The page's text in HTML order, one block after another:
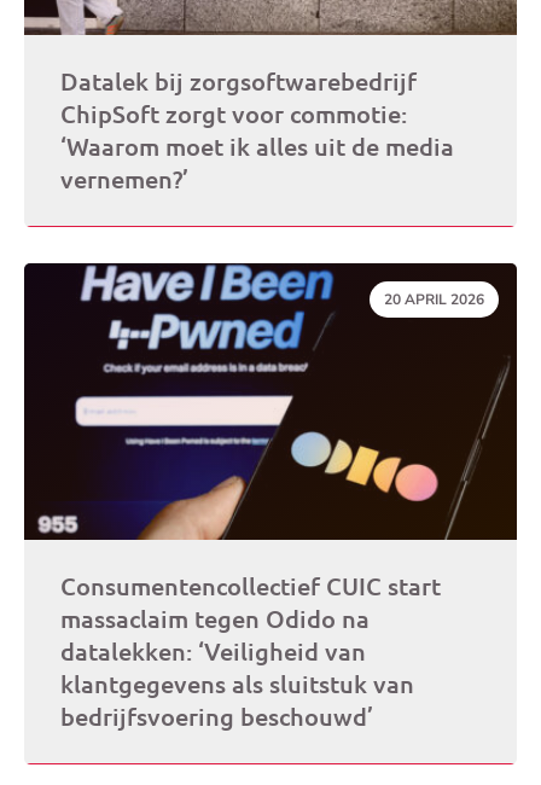
Datalek bij zorgsoftwarebedrijf
ChipSoft zorgt voor commotie:
‘Waarom moet ik alles uit de media
vernemen?’
DATUM:
20 APRIL 2026
Consumentencollectief CUIC start
massaclaim tegen Odido na
datalekken: ‘Veiligheid van
klantgegevens als sluitstuk van
bedrijfsvoering beschouwd’